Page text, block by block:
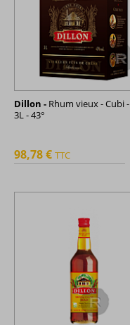
Dillon - Rhum vieux - Cubi -
3L - 43°
98,78 € TTC